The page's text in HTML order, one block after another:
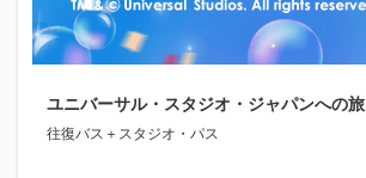
ユニバーサル・スタジオ・ジャパンへの旅
往復バス＋スタジオ・パス